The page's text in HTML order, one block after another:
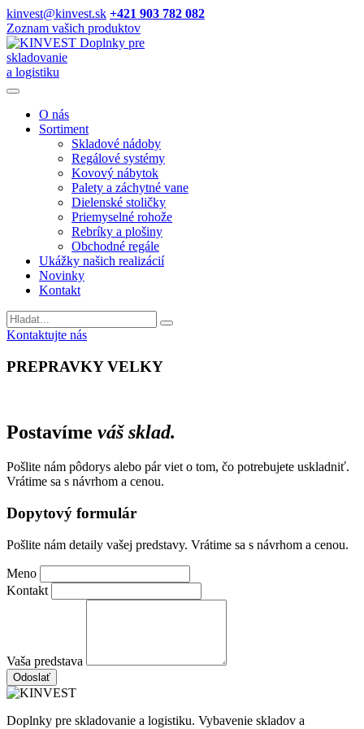
kinvest@kinvest.sk +421 903 782 082
Zoznam vašich produktov
Doplnky pre
skladovanie
a logistiku
O nás
Sortiment
Skladové nádoby
Regálové systémy
Kovový nábytok
Palety a záchytné vane
Dielenské stoličky
Priemyselné rohože
Rebríky a plošiny
Obchodné regále
Ukážky našich realizácií
Novinky
Kontakt
Vyhladavanie
Kontaktujte nás
PREPRAVKY VELKY
Postavíme váš sklad.
Pošlite nám pôdorys alebo pár viet o tom, čo potrebujete uskladniť.
Vrátime sa s návrhom a cenou.
Dopytový formulár
Pošlite nám detaily vašej predstavy. Vrátime sa s návrhom a cenou.
Meno
Kontakt
Vaša predstava
Odoslať
Doplnky pre skladovanie a logistiku. Vybavenie skladov a